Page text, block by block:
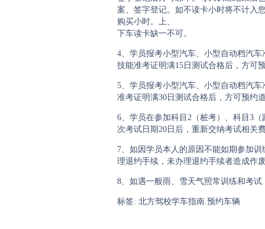
案、签字登记。如不读卡小时将不计入
购买小时。上、
下车读卡缺一不可。
4、学员报考小型汽车、小型自动档汽
技能准考证明满15日测试合格后，方可
5、学员报考小型汽车、小型自动档汽
准考证明满30日测试合格后，方可预约
6、学员在参加科目2（桩考）、科目3
次考试日期20日后，重新交纳考试相关
7、如因学员本人的原因不能如期参加
理退约手续，未办理退约手续者造成作
8、如遇一般雨、雪天气照常训练和考
标签: 北方驾校学车指南.预约车辆